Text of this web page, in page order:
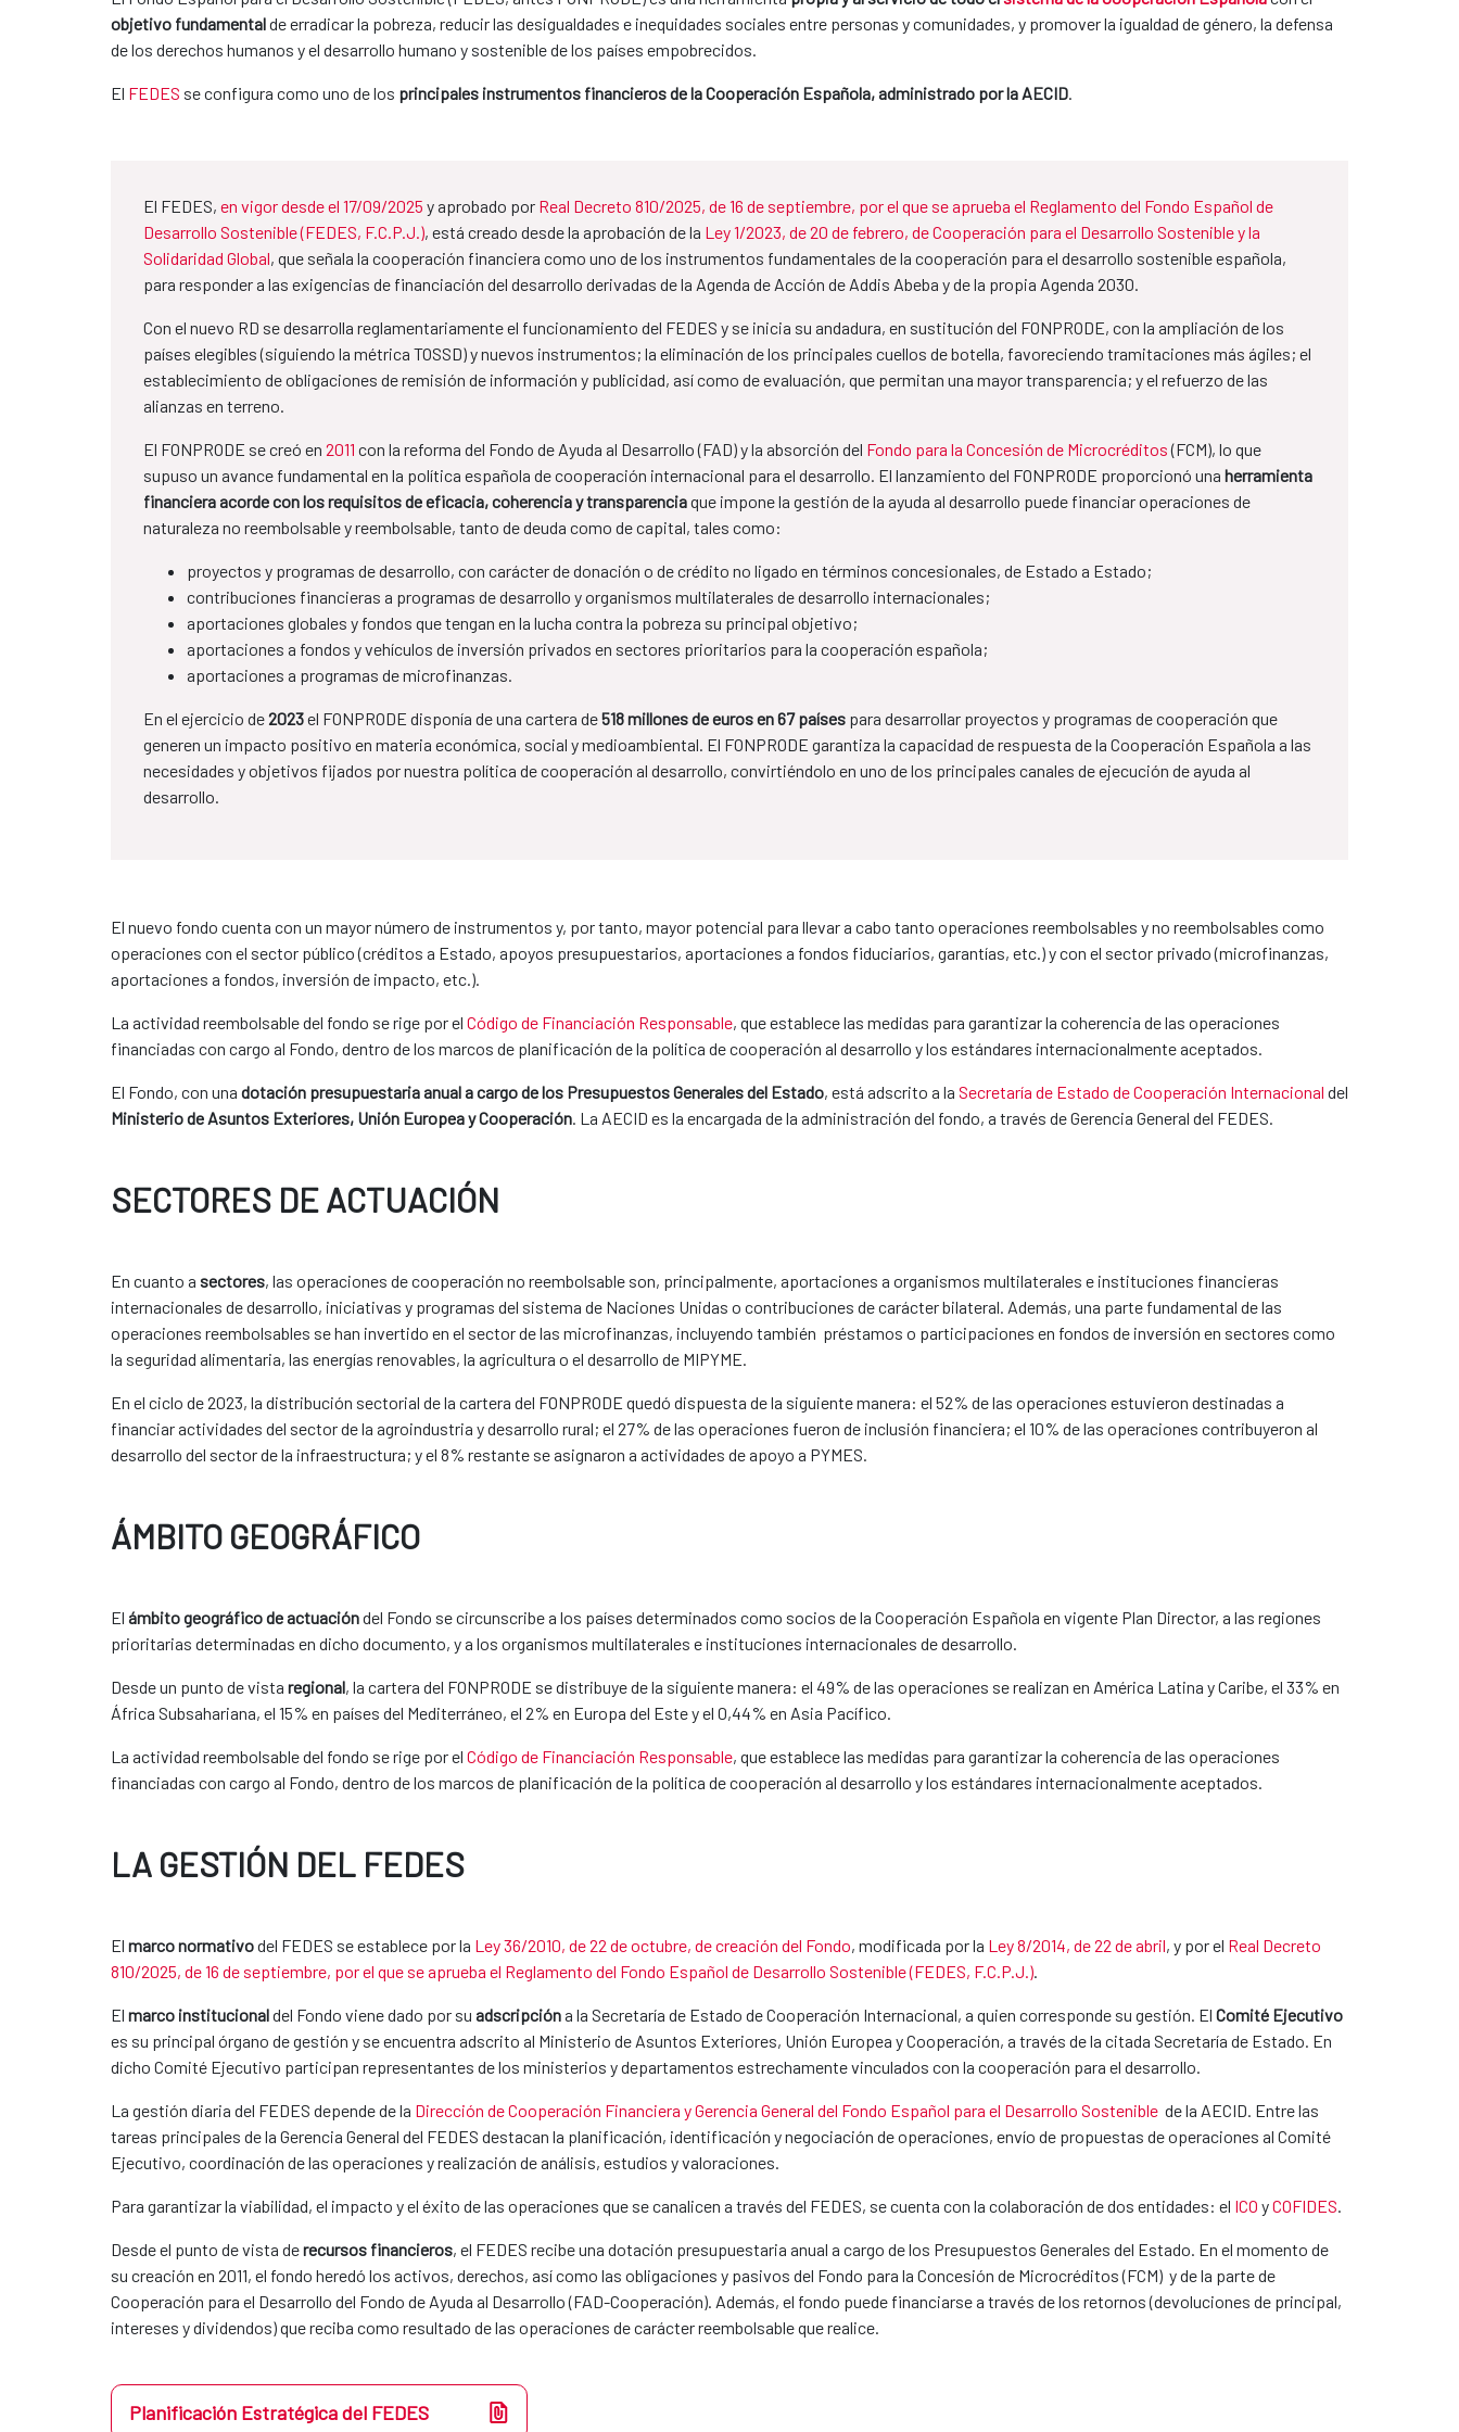
objetivo fundamentalde erradicar la pobreza, reducir las desigualdades e inequidades sociales entre personas y comunidades, y promover la igualdad de género, la defensa
de los derechos humanos y el desarrollo humano y sostenible de los países empobrecidos.
El FEDES se configura como uno de los principales instrumentos financieros de la Cooperación Española, administrado por la AECID
El FEDES, en vigor desde el 17/09/2025 y aprobado por Real Decreto 810/2025, de 16 de septiembre, por el que se aprueba el Reglamento del Fondo Español de
Desarrollo Sostenible (FEDES, F.C.P.J.), está creado desde la aprobación de la Ley 1/2023, de 20 de febrero, de Cooperación para el Desarrollo Sostenible y la
Solidaridad Global, que señala la cooperación financiera como uno de los instrumentos fundamentales de la cooperación para el desarrollo sostenible española,
para responder a las exigencias de financiación del desarrollo derivadas de la Agenda de Acción de Addis Abeba y de la propia Agenda 2030.
Con el nuevo RD se desarrolla reglamentariamente el funcionamiento del FEDES y se inicia su andadura, en sustitución del FONPRODE, con la ampliación de los
países elegibles (siguiendo la métrica TOSSD) y nuevos instrumentos; la eliminación de los principales cuellos de botella, favoreciendo tramitaciones más ágiles; el
establecimiento de obligaciones de remisión de información y publicidad, así como de evaluación, que permitan una mayor transparencia; y el refuerzo de las
alianzas en terreno.
El FONPRODE se creó en 2011 con la reforma del Fondo de Ayuda al Desarrollo (FAD) y la absorción del Fondo para la Concesión de Microcréditos(FCM), lo que
supuso un avance fundamental en la política española de cooperación internacional para el desarrollo. El lanzamiento del FONPRODE proporcionó una herramienta
financiera acorde con los requisitos de eficacia, coherencia y transparenciaque impone la gestión de la ayuda al desarrollo puede financiar operaciones de
naturaleza no reembolsable y reembolsable, tanto de deuda como de capital, tales como:
proyectos y programas de desarrollo, con carácter de donación o de crédito no ligado en términos concesionales, de Estado a Estado​;
contribuciones financieras a programas de desarrollo y organismos multilaterales de desarrollo internacionales;
aportaciones globales y fondos que tengan en la lucha contra la pobreza su principal objetivo;
aportaciones a fondos y vehículos de inversión privados en sectores prioritarios para la cooperación española;
aportaciones a programas de microfinanzas.
En el ejercicio de2023el FONPRODE disponía de una cartera de518 millones de euros en 67 países para desarrollar proyectos y programas de cooperación que
generen un impacto positivo en materia económica, social y medioambiental. El FONPRODE garantiza la capacidad de respuesta de la Cooperación Española a las
necesidades y objetivos fijados por nuestra política de cooperación al desarrollo, convirtiéndolo en uno de los principales canales de ejecución de ayuda al
desarrollo.
El nuevo fondo cuenta con un mayor número de instrumentos y, por tanto, mayor potencial para llevar a cabo tanto operaciones reembolsables y no reembolsables como
operaciones con el sector público (créditos a Estado, apoyos presupuestarios, aportaciones a fondos fiduciarios, garantías, etc.) y con el sector privado (microfinanzas,
aportaciones a fondos, inversión de impacto, etc.).
​La actividad reembolsable del fondo se rige por el Código de Financiación Responsable, que establece las medidas para garantizar la coherencia de las operaciones
financiadas con cargo al Fondo, dentro de los marcos de planificación de la política de cooperación al desarrollo y los estándares internacionalmente aceptados.
El Fondo, con una dotación presupuestaria anual a cargo de los Presupuestos Generales del Estado, está adscrito a la Secretaría de Estado de Cooperación Internacional del
Ministerio de Asuntos Exteriores, Unión Europea y Cooperación . La AECID es la encargada de la administración del fondo, a través de Gerencia General del FEDES.
SECTORES DE ACTUACIÓN
En cuanto a sectores, las operaciones de cooperación no reembolsable son, principalmente, aportaciones a organismos multilaterales e instituciones financieras
internacionales de desarrollo, iniciativas y programas del sistema de Naciones Unidas o contribuciones de carácter bilateral. Además, una parte fundamental de las
operaciones reembolsables se han invertido en el sector de las microfinanzas, incluyendo también préstamos o participaciones en fondos de inversión en sectores como
la seguridad alimentaria, las energías renovables, la agricultura o el desarrollo de MIPYME.
En el ciclo de 2023, la distribución sectorial de la cartera del FONPRODE quedó dispuesta de la siguiente manera: el 52% de las operaciones estuvieron destinadas a
financiar actividades del sector de la agroindustria y desarrollo rural; el 27% de las operaciones fueron de inclusión financiera; el 10% de las operaciones contribuyeron al
desarrollo del sector de la infraestructura; y el 8% restante se asignaron a actividades de apoyo a PYMES.
ÁMBITO GEOGRÁFICO
El ámbito geográfico de actuacióndel Fondo se circunscribe a los países determinados como socios de la Cooperación Española en vigente Plan Director, a las regiones
prioritarias determinadas en dicho documento, y a los organismos multilaterales e instituciones internacionales de desarrollo.
Desde un punto de vista regional, la cartera del FONPRODE se distribuye de la siguiente manera: el 49% de las operaciones se realizan en América Latina y Caribe, el 33% en
África Subsahariana, el 15% en países del Mediterráneo, el 2% en Europa del Este y el 0,44% en Asia Pacífico.
La actividad reembolsable del fondo se rige por el Código de Financiación Responsable, que establece las medidas para garantizar la coherencia de las operaciones
financiadas con cargo al Fondo, dentro de los marcos de planificación de la política de cooperación al desarrollo y los estándares internacionalmente aceptados.
LA GESTIÓN DEL FEDES
El marco normativodel FEDES se establece por la Ley 36/2010, de 22 de octubre, de creación del Fondo, modificada por la Ley 8/2014, de 22 de abril​, y por el Real Decreto
810/2025, de 16 de septiembre, por el que se aprueba el Reglamento del Fondo Español de Desarrollo Sostenible (FEDES, F.C.P.J.)
El marco institucionaldel Fondo viene dado por su adscripcióna la Secretaría de Estado de Cooperación Internacional, a quien corresponde su gestión. El Comité Ejecutivo
es su principal órgano de gestión y se encuentra adscrito al Ministerio de Asuntos Exteriores, Unión Europea y Cooperación, a través de la citada Secretaría de Estado. En
dicho Comité Ejecutivo participan representantes de los ministerios y departamentos estrechamente vinculados con la cooperación para el desarrollo.
La gestión diaria del FEDES depende de la Dirección de Cooperación Financiera y Gerencia General del Fondo Español para el Desarrollo Sostenible de la AECID. Entre las
tareas principales de la Gerencia General del FEDES destacan la planificación, identificación y negociación de operaciones, envío de propuestas de operaciones al Comité
Ejecutivo, coordinación de las operaciones y realización de análisis, estudios y valoraciones.
Para garantizar la viabilidad, el impacto y el éxito de las operaciones que se canalicen a través del FEDES, se cuenta con la colaboración de dos entidades: el ICO yCOFIDES
Desde el punto de vista derecursos financieros, el FEDES recibe una dotación presupuestaria anual a cargo de los Presupuestos Generales del Estado. En el momento de
su creación en 2011, el fondo heredó los activos, derechos, así como las obligaciones y pasivos del Fondo para la Concesión de Microcréditos (FCM) y de la parte de
Cooperación para el Desarrollo del Fondo de Ayuda al Desarrollo (FAD-Cooperación). Además, el fondo puede financiarse a través de los retornos (devoluciones de principal,
intereses y dividendos) que reciba como resultado de las operaciones de carácter reembolsable que realice.
Planificación Estratégica del FEDES